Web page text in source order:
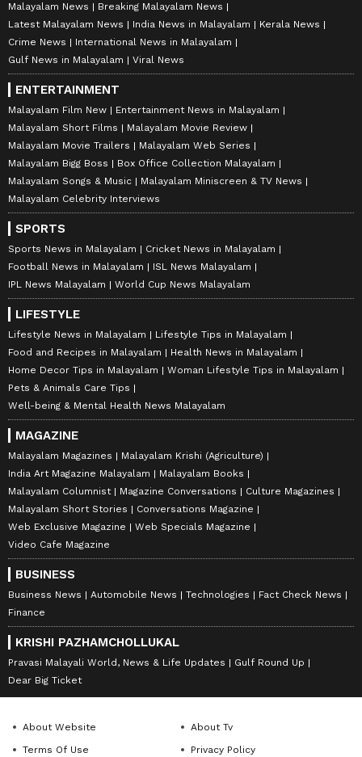
Malayalam News
Breaking Malayalam News
Latest Malayalam News
India News in Malayalam
Kerala News
Crime News
International News in Malayalam
Gulf News in Malayalam
Viral News
ENTERTAINMENT
Malayalam Film New
Entertainment News in Malayalam
Malayalam Short Films
Malayalam Movie Review
Malayalam Movie Trailers
Malayalam Web Series
Malayalam Bigg Boss
Box Office Collection Malayalam
Malayalam Songs & Music
Malayalam Miniscreen & TV News
Malayalam Celebrity Interviews
SPORTS
Sports News in Malayalam
Cricket News in Malayalam
Football News in Malayalam
ISL News Malayalam
IPL News Malayalam
World Cup News Malayalam
LIFESTYLE
Lifestyle News in Malayalam
Lifestyle Tips in Malayalam
Food and Recipes in Malayalam
Health News in Malayalam
Home Decor Tips in Malayalam
Woman Lifestyle Tips in Malayalam
Pets & Animals Care Tips
Well-being & Mental Health News Malayalam
MAGAZINE
Malayalam Magazines
Malayalam Krishi (Agriculture)
India Art Magazine Malayalam
Malayalam Books
Malayalam Columnist
Magazine Conversations
Culture Magazines
Malayalam Short Stories
Conversations Magazine
Web Exclusive Magazine
Web Specials Magazine
Video Cafe Magazine
BUSINESS
Business News Automobile News Technologies
Fact Check News
Finance
KRISHI PAZHAMCHOLLUKAL
Pravasi Malayali World, News & Life Updates
Gulf Round Up
Dear Big Ticket
About Website
About Tv
Terms Of Use
Privacy Policy